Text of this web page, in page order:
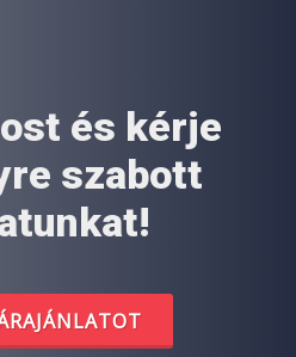
és kérje
szabott